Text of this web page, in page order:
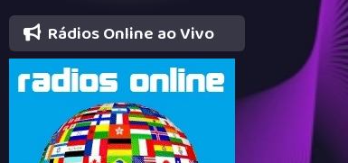
Rádios Online ao Vivo